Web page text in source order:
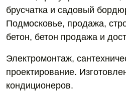
брусчатка и садовый
Подмосковье, продажа,
бетон, бетон продажа и
Электромонтаж,
проектирование.
кондиционеров.